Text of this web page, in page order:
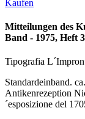
Kaufen
Mitteilungen des
Band - 1975, Heft
Tipografia
Standardeinband.
Antikenrezeption
´esposizione del